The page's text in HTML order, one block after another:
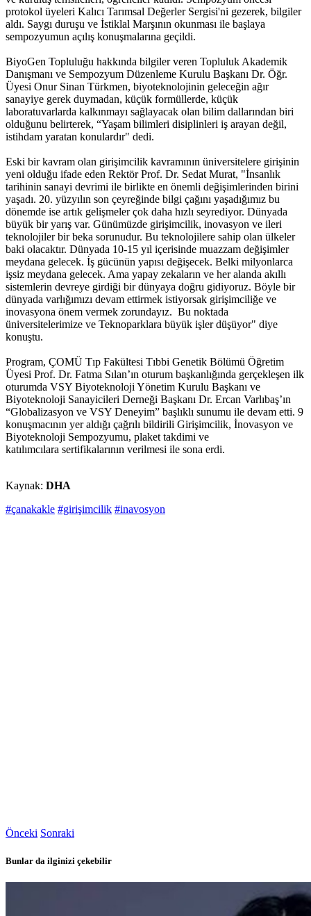
protokol üyeleri Kalıcı Tarımsal Değerler Sergisi'ni gezerek, bilgiler
aldı. Saygı duruşu ve İstiklal Marşının okunması ile başlaya
sempozyumun açılış konuşmalarına geçildi.
BiyoGen Topluluğu hakkında bilgiler veren Topluluk Akademik
Danışmanı ve Sempozyum Düzenleme Kurulu Başkanı Dr. Öğr.
Üyesi Onur Sinan Türkmen, biyoteknolojinin geleceğin ağır
sanayiye gerek duymadan, küçük formüllerde, küçük
laboratuvarlarda kalkınmayı sağlayacak olan bilim dallarından biri
olduğunu belirterek, “Yaşam bilimleri disiplinleri iş arayan değil,
istihdam yaratan konulardır" dedi.
Eski bir kavram olan girişimcilik kavramının üniversitelere girişinin
yeni olduğu ifade eden Rektör Prof. Dr. Sedat Murat, "İnsanlık
tarihinin sanayi devrimi ile birlikte en önemli değişimlerinden birini
yaşadı. 20. yüzyılın son çeyreğinde bilgi çağını yaşadığımız bu
dönemde ise artık gelişmeler çok daha hızlı seyrediyor. Dünyada
büyük bir yarış var. Günümüzde girişimcilik, inovasyon ve ileri
teknolojiler bir beka sorunudur. Bu teknolojilere sahip olan ülkeler
baki olacaktır. Dünyada 10-15 yıl içerisinde muazzam değişimler
meydana gelecek. İş gücünün yapısı değişecek. Belki milyonlarca
işsiz meydana gelecek. Ama yapay zekaların ve her alanda akıllı
sistemlerin devreye girdiği bir dünyaya doğru gidiyoruz. Böyle bir
dünyada varlığımızı devam ettirmek istiyorsak girişimciliğe ve
inovasyona önem vermek zorundayız. Bu noktada
üniversitelerimize ve Teknoparklara büyük işler düşüyor" diye
konuştu.
Program, ÇOMÜ Tıp Fakültesi Tıbbi Genetik Bölümü Öğretim
Üyesi Prof. Dr. Fatma Sılan’ın oturum başkanlığında gerçekleşen ilk
oturumda VSY Biyoteknoloji Yönetim Kurulu Başkanı ve
Biyoteknoloji Sanayicileri Derneği Başkanı Dr. Ercan Varlıbaş’ın
“Globalizasyon ve VSY Deneyim” başlıklı sunumu ile devam etti. 9
konuşmacının yer aldığı çağrılı bildirili Girişimcilik, İnovasyon ve
Biyoteknoloji Sempozyumu, plaket takdimi ve
katılımcılara sertifikalarının verilmesi ile sona erdi.
Kaynak: DHA
#çanakakle #girişimcilik #inavosyon
Önceki Sonraki
Bunlar da ilginizi çekebilir